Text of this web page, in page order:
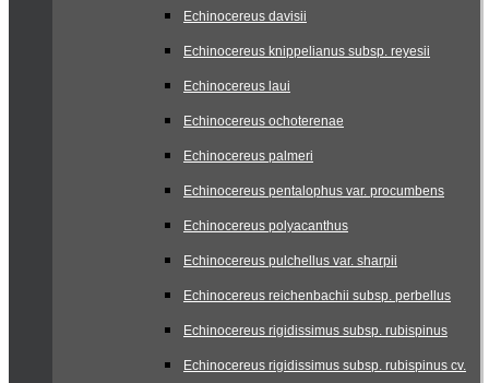
Echinocereus davisii
Echinocereus knippelianus subsp. reyesii
Echinocereus laui
Echinocereus ochoterenae
Echinocereus palmeri
Echinocereus pentalophus var. procumbens
Echinocereus polyacanthus
Echinocereus pulchellus var. sharpii
Echinocereus reichenbachii subsp. perbellus
Echinocereus rigidissimus subsp. rubispinus
Echinocereus rigidissimus subsp. rubispinus cv.